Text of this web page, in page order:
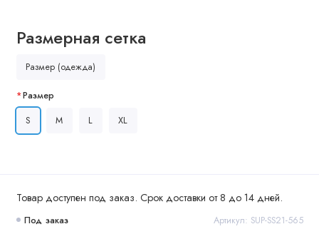
Товар доступен под заказ. Срок доставки от 8 до 14 дней.
Под заказ Артикул: SUP-SS21-565
Размерная сетка
Размер (одежда)
Размер
S
M L XL